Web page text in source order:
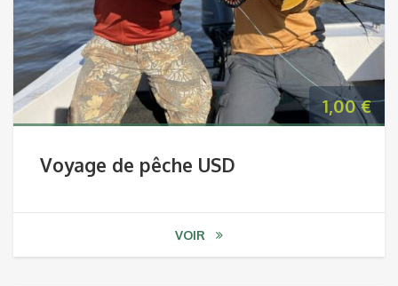
1,00€
Voyage de pêche USD
VOIR